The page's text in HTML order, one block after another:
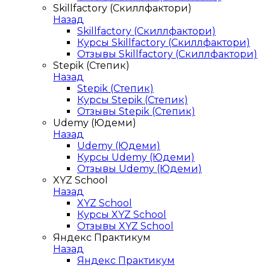
Skillfactory (Скиллфактори)
Назад
Skillfactory (Скиллфактори)
Курсы Skillfactory (Скиллфактори)
Отзывы Skillfactory (Скиллфактори)
Stepik (Степик)
Назад
Stepik (Степик)
Курсы Stepik (Степик)
Отзывы Stepik (Степик)
Udemy (Юдеми)
Назад
Udemy (Юдеми)
Курсы Udemy (Юдеми)
Отзывы Udemy (Юдеми)
XYZ School
Назад
XYZ School
Курсы XYZ School
Отзывы XYZ School
Яндекс Практикум
Назад
Яндекс Практикум